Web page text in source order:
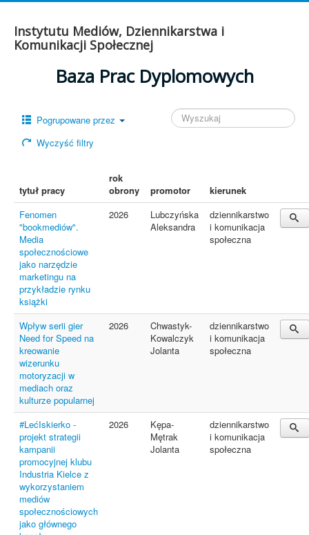
Instytutu Mediów, Dziennikarstwa i
Komunikacji Społecznej
Baza Prac Dyplomowych
Pogrupowane przez
Wyczyść filtry
tytuł pracy
rok
obrony
promotor kierunek
Fenomen
"bookmediów".
Media
społecznościowe
jako narzędzie
marketingu na
przykładzie rynku
książki
2026
Lubczyńska
Aleksandra
dziennikarstwo
i komunikacja
społeczna
Wpływ serii gier
Need for Speed na
kreowanie
wizerunku
motoryzacji w
mediach oraz
kulturze popularnej
2026
Chwastyk-
Kowalczyk
Jolanta
dziennikarstwo
i komunikacja
społeczna
#LećIskierko -
projekt strategii
kampanii
promocyjnej klubu
Industria Kielce z
wykorzystaniem
mediów
społecznościowych
jako głównego
2026
Kępa-
Mętrak
Jolanta
dziennikarstwo
i komunikacja
społeczna